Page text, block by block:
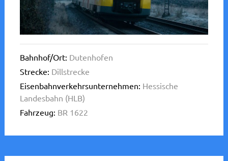
Bahnhof/Ort: Dutenhofen
Strecke: Dillstrecke
Eisenbahnverkehrsunternehmen: Hessische
Landesbahn (HLB)
Fahrzeug: BR 1622